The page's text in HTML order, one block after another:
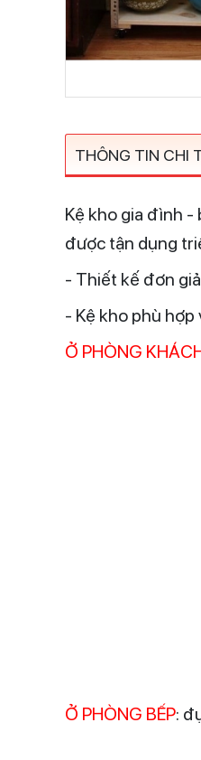
THÔNG TIN CHI
Kệ kho gia đình
được tận dụng
- Thiết kế đơn
- Kệ kho phù
Ở PHÒNG
Ở PHÒNG BẾP: